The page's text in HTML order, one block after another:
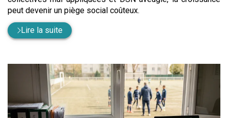
peut devenir un piège social coûteux.
Lire la suite